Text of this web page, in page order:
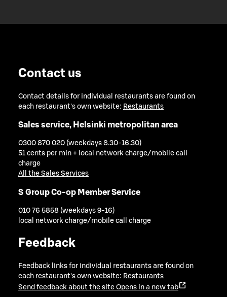
Contact us
Contact details for individual restaurants are found on
each restaurant's own website: Restaurants
Sales service, Helsinki metropolitan area
0300 870 020 (weekdays 8.30-16.30)
51 cents per min + local network charge/mobile call
charge
All the Sales Services
S Group Co-op Member Service
010 76 5858 (weekdays 9-16)
local network charge/mobile call charge
Feedback
Feedback links for individual restaurants are found on
each restaurant's own website: Restaurants
Send feedback about the site Opens in a new tab